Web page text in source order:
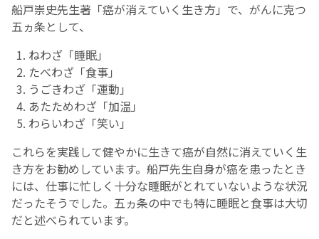
船戸崇史先生著「癌が消えていく生き方」で、がんに克つ
五ヵ条として、
ねわざ「睡眠」
たべわざ「食事」
うごきわざ「運動」
あたためわざ「加温」
わらいわざ「笑い」
これらを実践して健やかに生きて癌が自然に消えていく生
き方をお勧めしています。船戸先生自身が癌を患ったとき
には、仕事に忙しく十分な睡眠がとれていないような状況
だったそうでした。五ヵ条の中でも特に睡眠と食事は大切
だと述べられています。